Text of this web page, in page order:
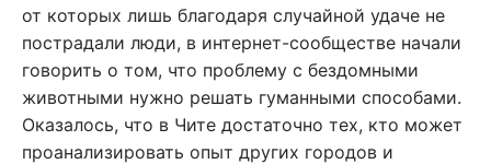
от которых лишь благодаря случайной удаче не
пострадали люди, в интернет-сообществе начали
говорить о том, что проблему с бездомными
животными нужно решать гуманными способами.
Оказалось, что в Чите достаточно тех, кто может
проанализировать опыт других городов и